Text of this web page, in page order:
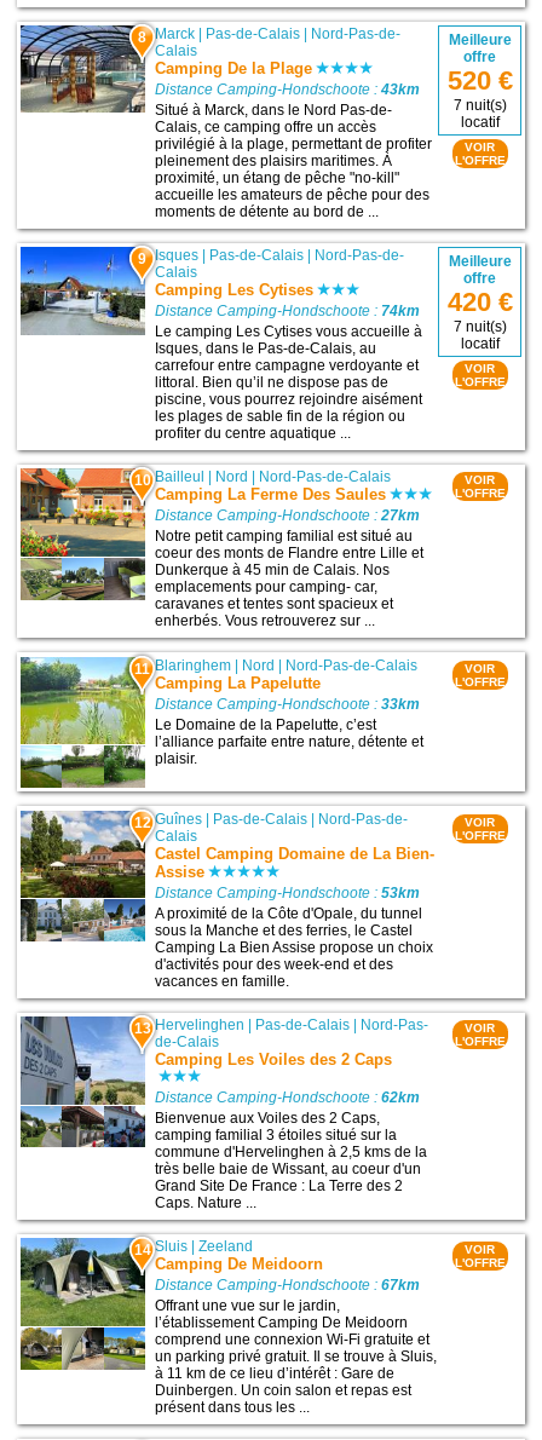
8 Marck Pas-de-Calais
Nord-Pas-de-
Calais
Camping De la Plage
Distance Camping-Hondschoote :43km
Situé à Marck, dans le Nord Pas-de-
Calais, ce camping offre un accès
privilégié à la plage, permettant de profiter
pleinement des plaisirs maritimes. À
proximité, un étang de pêche "no-kill"
accueille les amateurs de pêche pour des
moments de détente au bord de ...
Meilleure
offre
520 €
7 nuit(s)
locatif
VOIR
L'OFFRE
9 Isques Pas-de-Calais
Nord-Pas-de-
Calais
Camping Les Cytises
Distance Camping-Hondschoote : 74km
Le camping Les Cytises vous accueille à
Isques, dans le Pas-de-Calais, au
carrefour entre campagne verdoyante et
littoral. Bien qu’il ne dispose pas de
piscine, vous pourrez rejoindre aisément
les plages de sable fin de la région ou
profiter du centre aquatique ...
Meilleure
offre
420 €
7 nuit(s)
locatif
VOIR
L'OFFRE
10 Bailleul Nord Nord-Pas-de-Calais
Camping La Ferme Des Saules
Distance Camping-Hondschoote :27km
Notre petit camping familial est situé au
coeur des monts de Flandre entre Lille et
Dunkerque à 45 min de Calais. Nos
emplacements pour camping- car,
caravanes et tentes sont spacieux et
enherbés. Vous retrouverez sur ...
VOIR
L'OFFRE
11 Blaringhem | Nord | Nord-Pas-de-Calais
Camping La Papelutte
Distance Camping-Hondschoote :33km
Le Domaine de la Papelutte, c’est
l’alliance parfaite entre nature, détente et
plaisir.
VOIR
L'OFFRE
12 Guînes Pas-de-Calais
Nord-Pas-de-
Calais
Castel Camping Domaine de La Bien-
Assise
Distance Camping-Hondschoote :53km
A proximité de la Côte d'Opale, du tunnel
sous la Manche et des ferries, le Castel
Camping La Bien Assise propose un choix
d'activités pour des week-end et des
vacances en famille.
VOIR
L'OFFRE
13 Hervelinghen Pas-de-Calais
Nord-Pas-
de-Calais
Camping Les Voiles des 2 Caps
Distance Camping-Hondschoote :62km
Bienvenue aux Voiles des 2 Caps,
camping familial 3 étoiles situé sur la
commune d'Hervelinghen à 2,5 kms de la
très belle baie de Wissant, au coeur d'un
Grand Site De France : La Terre des 2
Caps. Nature ...
VOIR
L'OFFRE
14 Sluis |Zeeland
Camping De Meidoorn
Distance Camping-Hondschoote :67km
Offrant une vue sur le jardin,
l’établissement Camping De Meidoorn
comprend une connexion Wi-Fi gratuite et
un parking privé gratuit. Il se trouve à Sluis,
à 11 km de ce lieu d’intérêt : Gare de
Duinbergen. Un coin salon et repas est
présent dans tous les ...
VOIR
L'OFFRE